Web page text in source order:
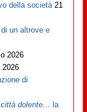
della società 21
un altrove e
2026
2026
di
dolente… la